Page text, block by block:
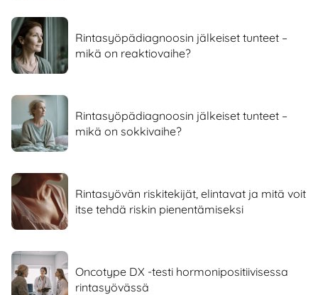
Rintasyöpädiagnoosin jälkeiset tunteet –
mikä on reaktiovaihe?
Rintasyöpädiagnoosin jälkeiset tunteet –
mikä on sokkivaihe?
Rintasyövän riskitekijät, elintavat ja mitä voit
itse tehdä riskin pienentämiseksi
Oncotype DX -testi hormonipositiivisessa
rintasyövässä